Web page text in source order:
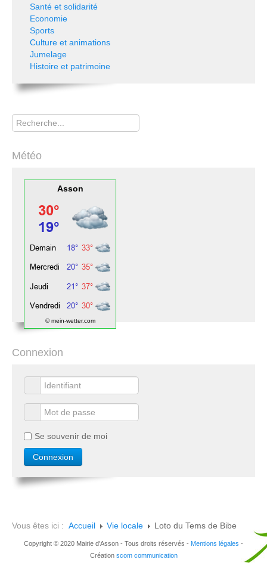
Santé et solidarité
Economie
Sports
Culture et animations
Jumelage
Histoire et patrimoine
Rechercher
Météo
Asson
© mein-wetter.com
Connexion
Se souvenir de moi
Vous êtes ici : Accueil Vie locale Loto du Tems de Bibe
Copyright © 2020 Mairie d'Asson - Tous droits réservés - Mentions légales -
Création scom communication